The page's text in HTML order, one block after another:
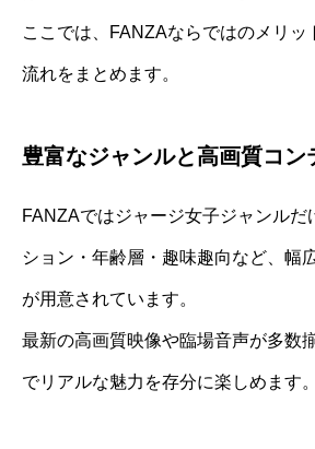
ここでは、FANZAならではのメリッ
流れをまとめます。
豊富なジャンルと高画質コン
FANZAではジャージ女子ジャンルだ
ション・年齢層・趣味趣向など、幅
が用意されています。
最新の高画質映像や臨場音声が多数
でリアルな魅力を存分に楽しめます。